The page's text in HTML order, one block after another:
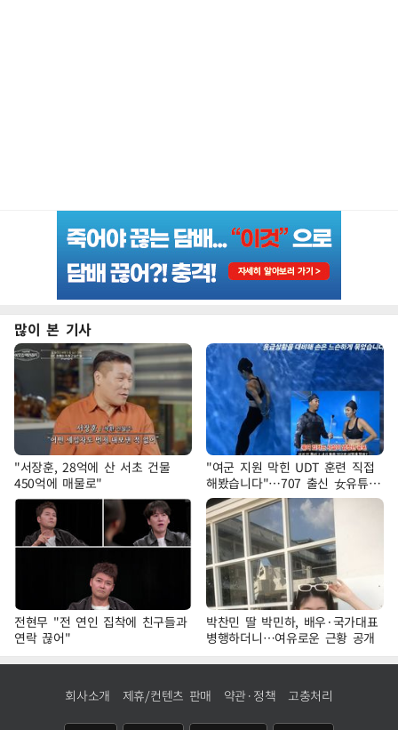
많이 본 기사
"서장훈, 28억에 산 서초 건물
450억에 매물로"
"여군 지원 막힌 UDT 훈련 직접
해봤습니다"…707 출신 女유튜버
'완벽 소화'
전현무 "전 연인 집착에 친구들과
연락 끊어"
박찬민 딸 박민하, 배우·국가대표
병행하더니…여유로운 근황 공개
회사소개 제휴/컨텐츠 판매 약관·정책 고충처리